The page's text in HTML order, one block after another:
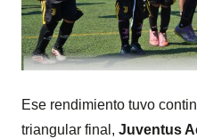
Ese rendimiento tuvo
triangular final, Juventus